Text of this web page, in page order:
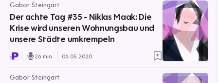
Gabor Steingart
Der achte Tag #35 - Niklas Maak: Die
Krise wird unseren Wohnungsbau und
unsere Städte umkrempeln
26 min. 06.05.2020
Gabor Steingart